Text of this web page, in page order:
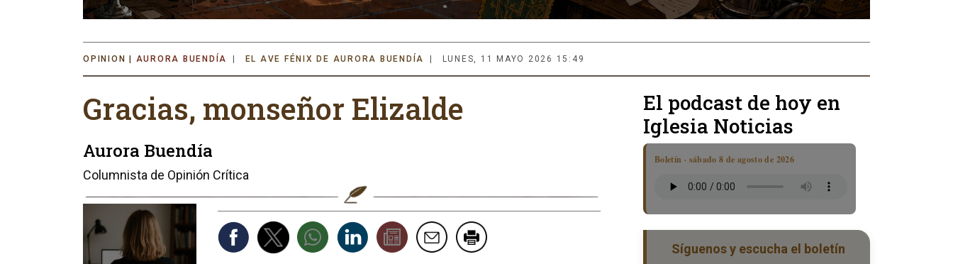
AURORA BUENDÍA EL AVE FÉNIX DE AURORA BUENDÍA LUNES, 11 MAYO 2026 15:49
Gracias, monseñor Elizalde
Aurora Buendía
Columnista de Opinión Crítica
El podcast de hoy en
Iglesia Noticias
Boletín · sábado 8 de agosto de 2026
Síguenos y escucha el boletín